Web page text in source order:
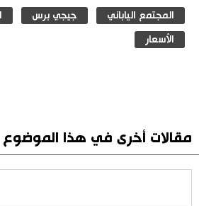
المجتمع الياباني جيجي برس
الأسعار
مقالات أخرى في هذا الموضوع